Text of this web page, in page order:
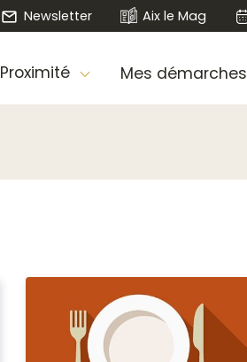
Newsletter Aix le Mag
Proximité Mes démarches